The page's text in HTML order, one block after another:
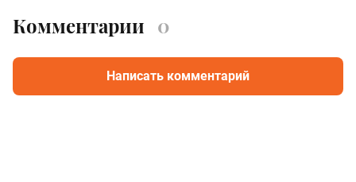
Комментарии 0
Написать комментарий